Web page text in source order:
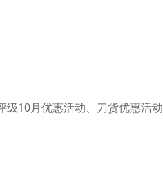
级10月优惠活动、刀货优惠活动